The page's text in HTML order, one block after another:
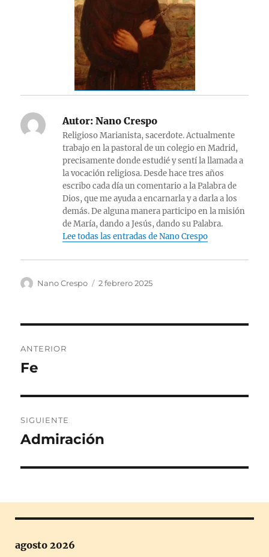
Autor: Nano Crespo
Religioso Marianista, sacerdote. Actualmente
trabajo en la pastoral de un colegio en Madrid,
precisamente donde estudié y sentí la llamada a
la vocación religiosa. Desde hace tres años
escribo cada día un comentario a la Palabra de
Dios, que me ayuda a encarnarla y a darla a los
demás. De alguna manera participo en la misión
de María, dando a Jesús, dando su Palabra.
Lee todas las entradas de Nano Crespo
Autor
Nano Crespo
Publicado
2 febrero 2025
de
ANTERIOR
Entrada
Fe
SIGUIENTE
Entrada
Admiración
agosto 2026